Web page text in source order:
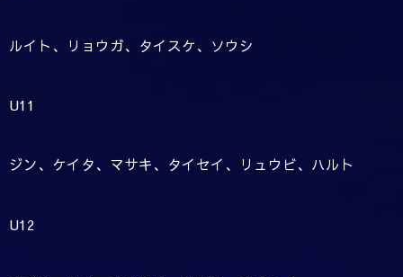
ルイト、リョウガ、タイスケ、ソウシ
U11
ジン、ケイタ、マサキ、タイセイ、リュウビ、ハルト
U12